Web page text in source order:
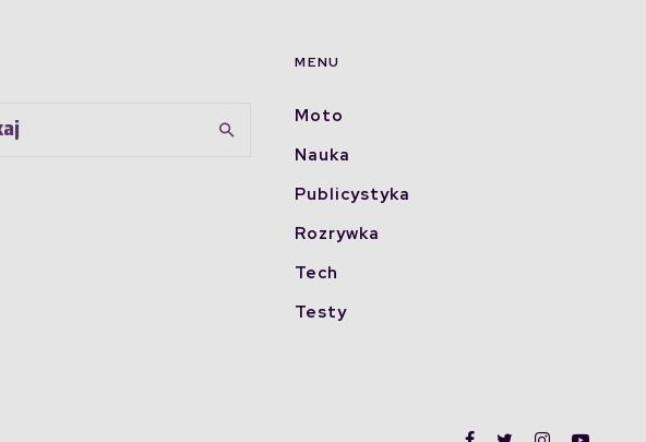
MENU
Moto
Nauka
Publicystyka
Rozrywka
Tech
Testy